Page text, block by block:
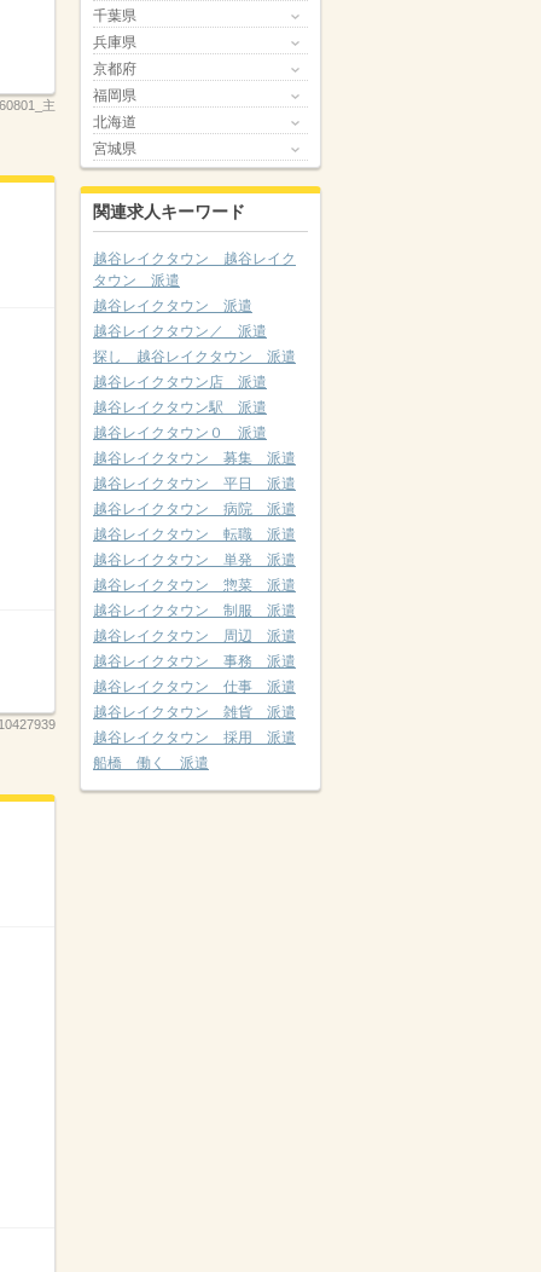
主
千葉県
兵庫県
京都府
福岡県
北海道
宮城県
関連求人キーワード
越谷レイクタウン 越谷レイク
タウン 派遣
越谷レイクタウン 派遣
越谷レイクタウン／ 派遣
探し 越谷レイクタウン 派遣
越谷レイクタウン店 派遣
越谷レイクタウン駅 派遣
越谷レイクタウン０ 派遣
越谷レイクタウン 募集 派遣
越谷レイクタウン 平日 派遣
越谷レイクタウン 病院 派遣
越谷レイクタウン 転職 派遣
越谷レイクタウン 単発 派遣
越谷レイクタウン 惣菜 派遣
越谷レイクタウン 制服 派遣
越谷レイクタウン 周辺 派遣
越谷レイクタウン 事務 派遣
越谷レイクタウン 仕事 派遣
越谷レイクタウン 雑貨 派遣
越谷レイクタウン 採用 派遣
船橋 働く 派遣